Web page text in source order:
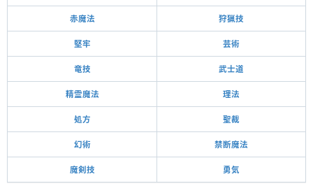
赤魔法 狩猟技
堅牢 芸術
竜技 武士道
精霊魔法 理法
処方 聖裁
幻術 禁断魔法
魔剣技 勇気